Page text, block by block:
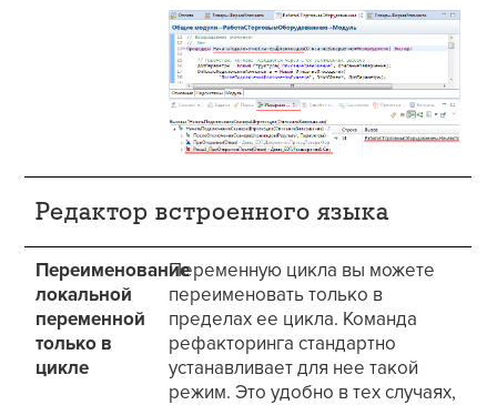
Редактор встроенного языка
Переименование
локальной
переменной
только в
цикле
Переменную цикла вы можете
переименовать только в
пределах ее цикла. Команда
рефакторинга стандартно
устанавливает для нее такой
режим. Это удобно в тех случаях,